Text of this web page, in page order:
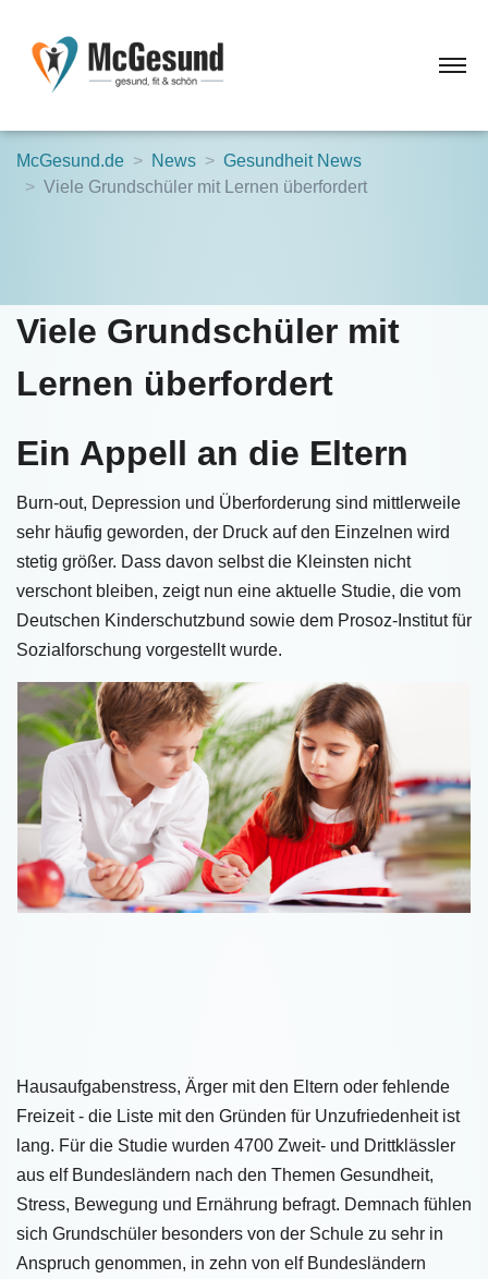
McGesund.de News
Gesundheit News
Viele Grundschüler mit Lernen überfordert
Viele Grundschüler mit
Lernen überfordert
Ein Appell an die Eltern
Burn-out, Depression und Überforderung sind mittlerweile
sehr häufig geworden, der Druck auf den Einzelnen wird
stetig größer. Dass davon selbst die Kleinsten nicht
verschont bleiben, zeigt nun eine aktuelle Studie, die vom
Deutschen Kinderschutzbund sowie dem Prosoz-Institut für
Sozialforschung vorgestellt wurde.
Hausaufgabenstress, Ärger mit den Eltern oder fehlende
Freizeit - die Liste mit den Gründen für Unzufriedenheit ist
lang. Für die Studie wurden 4700 Zweit- und Drittklässler
aus elf Bundesländern nach den Themen Gesundheit,
Stress, Bewegung und Ernährung befragt. Demnach fühlen
sich Grundschüler besonders von der Schule zu sehr in
Anspruch genommen, in zehn von elf Bundesländern